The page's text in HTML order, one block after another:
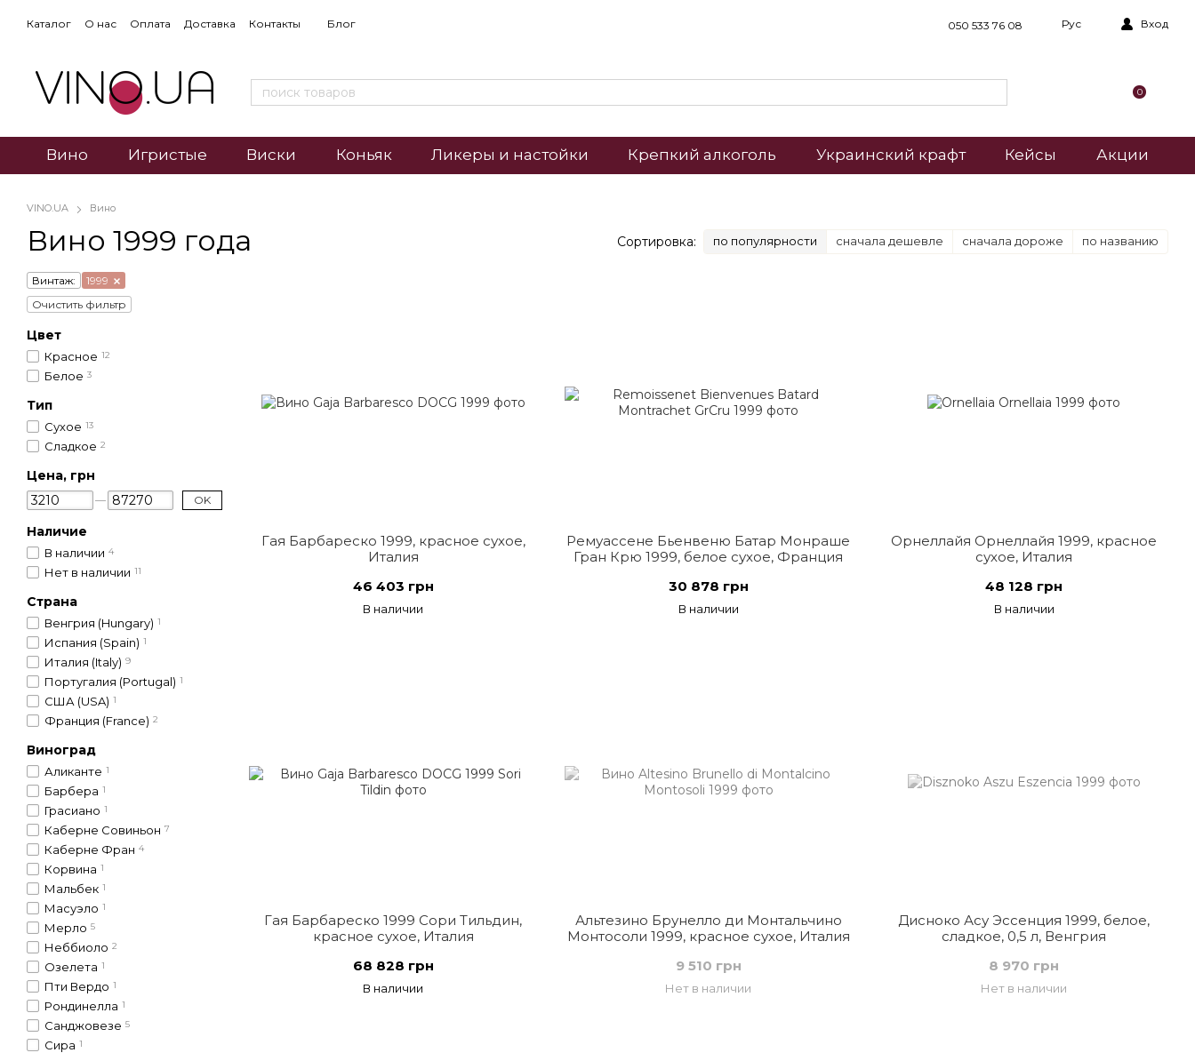
Каталог О нас Оплата Доставка Контакты Блог 050 533 76 08 Рус Вход
0
Вино Игристые Виски Коньяк Ликеры и настойки Крепкий алкоголь Украинский крафт Кейсы Акции
VINO.UA Вино
Вино 1999 года Сортировка: по популярности сначала дешевле сначала дороже по названию
Гая Барбареско 1999, красное сухое,
Италия
46 403 грн
В наличии
Ремуассене Бьенвеню Батар Монраше
Гран Крю 1999, белое сухое, Франция
30 878 грн
В наличии
Орнеллайя Орнеллайя 1999, красное
сухое, Италия
48 128 грн
В наличии
Гая Барбареско 1999 Сори Тильдин,
красное сухое, Италия
68 828 грн
В наличии
Альтезино Брунелло ди Монтальчино
Монтосоли 1999, красное сухое, Италия
9 510 грн
Нет в наличии
Дисноко Асу Эссенция 1999, белое,
сладкое, 0,5 л, Венгрия
8 970 грн
Нет в наличии
Винтаж:
1999
Очистить фильтр
Цвет
Красное 12
Белое 3
Тип
Сухое 13
Сладкое 2
Цена, грн
OK
Наличие
В наличии 4
Нет в наличии 11
Страна
Венгрия (Hungary) 1
Испания (Spain) 1
Италия (Italy) 9
Португалия (Portugal) 1
США (USA) 1
Франция (France) 2
Виноград
Аликанте 1
Барбера 1
Грасиано 1
Каберне Совиньон 7
Каберне Фран 4
Корвина 1
Мальбек 1
Масуэло 1
Мерло 5
Неббиоло 2
Озелета 1
Пти Вердо 1
Рондинелла 1
Санджовезе 5
Сира 1